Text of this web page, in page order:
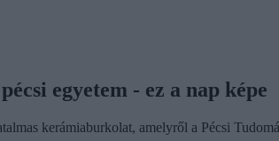
egyetem - ez a nap képe
kerámiaburkolat, amelyről a Pécsi